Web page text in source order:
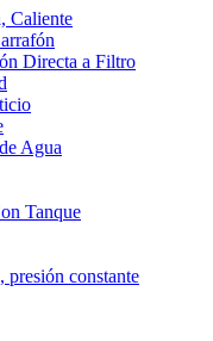
Caliente
Directa a Filtro
Agua
Tanque
presión constante